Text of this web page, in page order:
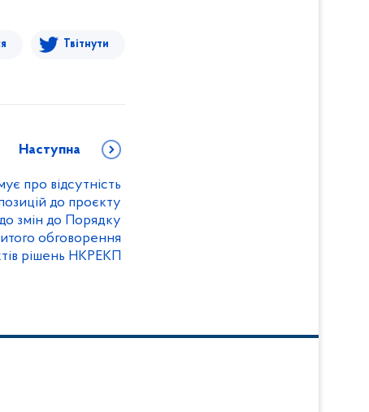
Твітнути
Наступна
про відсутність
до проєкту
змін до Порядку
обговорення
рішень НКРЕКП